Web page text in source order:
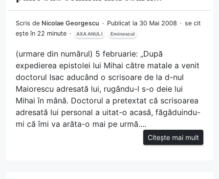
Scris de Nicolae Georgescu Publicat la 30 Mai 2008
se cit
ește în 22 minute
AXA ANUL I Eminescul
(urmare din numărul) 5 februarie: „După
expedierea epistolei lui Mihai către matale a venit
doctorul Isac aducând o scrisoare de la d-nul
Maiorescu adresată lui, rugându-l s-o deie lui
Mihai în mână. Doctorul a pretextat că scrisoarea
adresată lui personal a uitat-o acasă, făgăduindu-
mi că îmi va arăta-o mai pe urmă....
Citește mai mult